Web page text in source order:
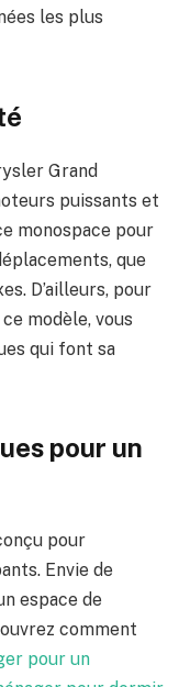
les plus
Grand
puissants et
monospace pour
que
D’ailleurs, pour
modèle, vous
qui font sa
pour un
pour
Envie de
espace de
comment
pour un